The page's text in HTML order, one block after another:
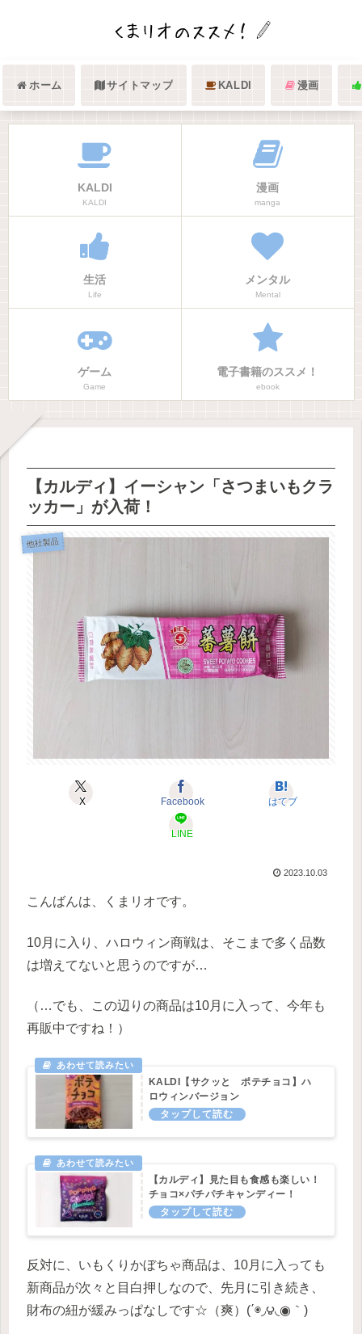
ホーム サイトマップ KALDI 漫画
KALDI
KALDI
漫画
manga
生活
Life
メンタル
Mental
ゲーム
Game
電子書籍のススメ！
ebook
【カルディ】イーシャン「さつまいもクラ
ッカー」が入荷！
他社製品
X Facebook はてブ
LINE
2023.10.03
こんばんは、くまリオです。
10月に入り、ハロウィン商戦は、そこまで多く品数
は増えてないと思うのですが…
（…でも、この辺りの商品は10月に入って、今年も
再販中ですね！）
KALDI【サクッと ポテチョコ】ハ
ロウィンバージョン
【カルディ】見た目も食感も楽しい！
チョコ×パチパチキャンディー！
反対に、いもくりかぼちゃ商品は、10月に入っても
新商品が次々と目白押しなので、先月に引き続き、
財布の紐が緩みっぱなしです☆（爽）(΄◉◞౪◟◉｀)